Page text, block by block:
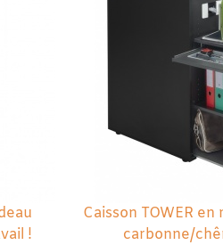
!
Caisson TOWER
carbonne/